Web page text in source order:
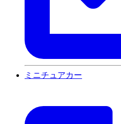
ミニチュアカー